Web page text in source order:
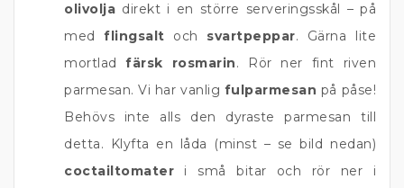
olivolja direkt i en större serveringsskål – på
medflingsalt och svartpeppar. Gärna lite
mortladfärsk rosmarin. Rör ner fint riven
parmesan. Vi har vanlig fulparmesan på påse!
Behövs inte alls den dyraste parmesan till
detta. Klyfta en låda (minst – se bild nedan)
coctailtomater i små bitar och rör ner i